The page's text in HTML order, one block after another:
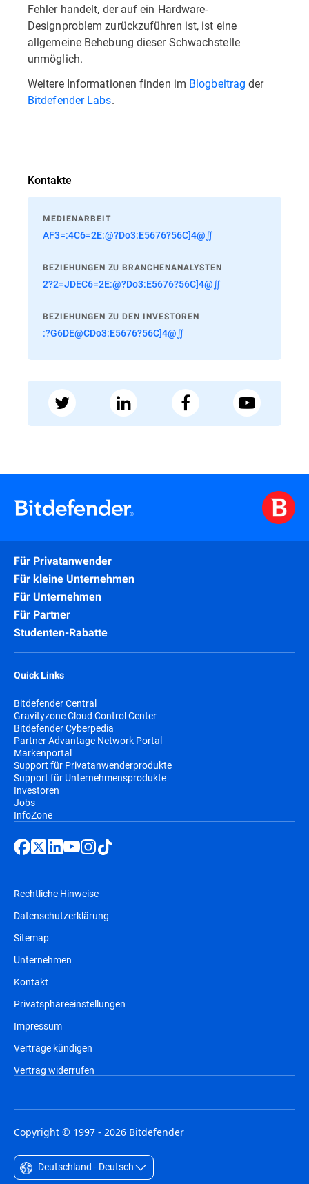
Fehler handelt, der auf ein Hardware-
Designproblem zurückzuführen ist, ist eine
allgemeine Behebung dieser Schwachstelle
unmöglich.
Weitere Informationen finden im Blogbeitragder
Bitdefender Labs.
Kontakte
MEDIENARBEIT
AF3=:4C6=2E:@?Do3:E5676?56C]4@∬
BEZIEHUNGEN ZU BRANCHENANALYSTEN
2?2=JDEC6=2E:@?Do3:E5676?56C]4@∬
BEZIEHUNGEN ZU DEN INVESTOREN
:?G6DE@CDo3:E5676?56C]4@∬
Für Privatanwender
Für kleine Unternehmen
Für Unternehmen
Für Partner
Studenten-Rabatte
Quick Links
Bitdefender Central
Gravityzone Cloud Control Center
Bitdefender Cyberpedia
Partner Advantage Network Portal
Markenportal
Support für Privatanwenderprodukte
Support für Unternehmensprodukte
Investoren
Jobs
InfoZone
Rechtliche Hinweise
Datenschutzerklärung
Sitemap
Unternehmen
Kontakt
Privatsphäreeinstellungen
Impressum
Verträge kündigen
Vertrag widerrufen
Copyright © 1997 - 2026 Bitdefender
Deutschland - Deutsch